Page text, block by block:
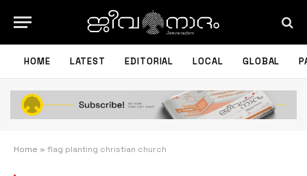
HOME LATEST EDITORIAL LOCAL GLOBAL
Home » flag planting christian church